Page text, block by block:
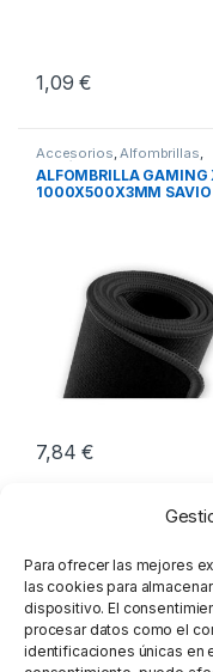
Para ofrecer las mejores
las cookies para
dispositivo. El
procesar datos como el
identificaciones únicas en
1,09€
Accesorios,Alfombrillas,
Periféricos
ALFOMBRILLA GAMING
1000X500X3MM SAVIO
7,84€